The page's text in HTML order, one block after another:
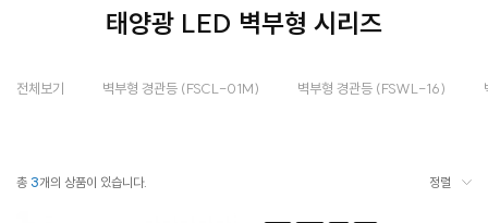
태양광 LED 벽부형 시리즈
전체보기 벽부형 경관등 (FSCL-01M) 벽부형 경관등 (FSWL-16)
총 3개의 상품이 있습니다. 정렬